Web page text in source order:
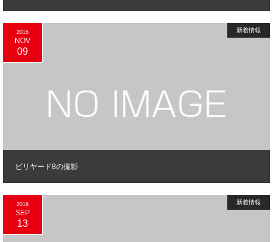
ビリヤード8の撮影
2016
NOV
09
新着情報
2016
SEP
13
新着情報